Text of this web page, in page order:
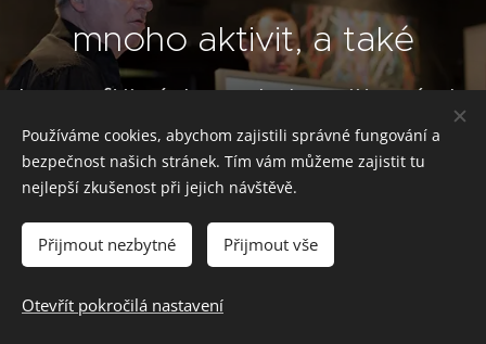
mnoho aktivit, a také
benefičních a dobročinných
akcí
Co vše děláme
Používáme cookies, abychom zajistili správné fungování a
bezpečnost našich stránek. Tím vám můžeme zajistit tu
nejlepší zkušenost při jejich návštěvě.
Přijmout nezbytné Přijmout vše
Otevřít pokročilá nastavení